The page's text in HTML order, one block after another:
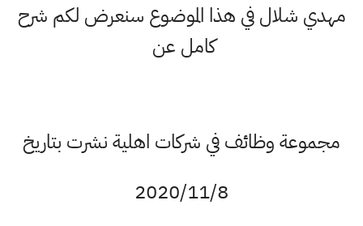
مهدي شلال في هذا الموضوع سنعرض لكم شرح
كامل عن
مجموعة وظائف في شركات اهلية نشرت بتاريخ
2020/11/8